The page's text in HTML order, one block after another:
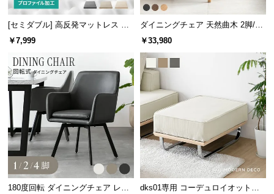
o.,
[セミダブル] 高反発マットレス 体
圧分散プロファイル加工 厚さ10cm
￥7,999
ダイニングチェア 天然曲木 2脚/4
脚セット
￥33,980
180度回転 ダイニングチェア レザ
dks01専用 コーデュロイオットマ